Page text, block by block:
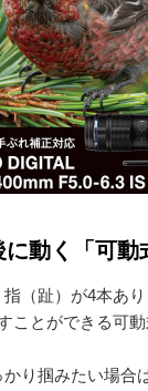
動く「可動
（趾）が4本あ
ことができる可
り掴みたい場合